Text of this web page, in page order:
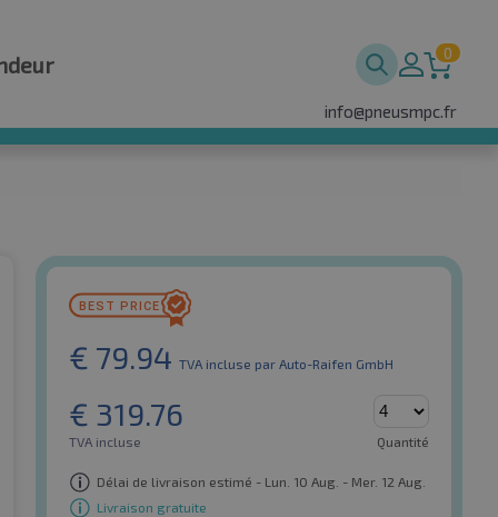
0
info@pneusmpc.fr
€ 79.94 TVA incluse par Auto-Raifen GmbH
€ 319.76
TVA incluse Quantité
Délai de livraison estimé - Lun. 10 Aug. - Mer. 12 Aug.
Livraison gratuite